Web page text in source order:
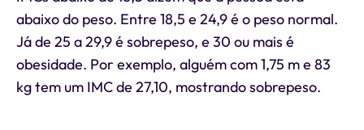
abaixo do peso. Entre 18,5 e 24,9 é o peso normal.
Já de 25 a 29,9 é sobrepeso, e 30 ou mais é
obesidade. Por exemplo, alguém com 1,75 m e 83
kg tem um IMC de 27,10, mostrando sobrepeso.